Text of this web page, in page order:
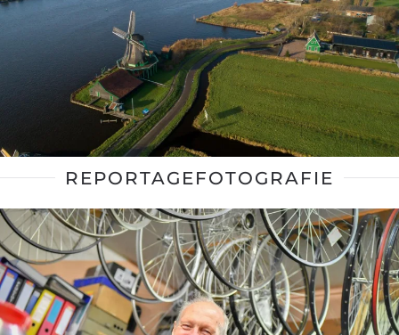
REPORTAGEFOTOGRAFIE